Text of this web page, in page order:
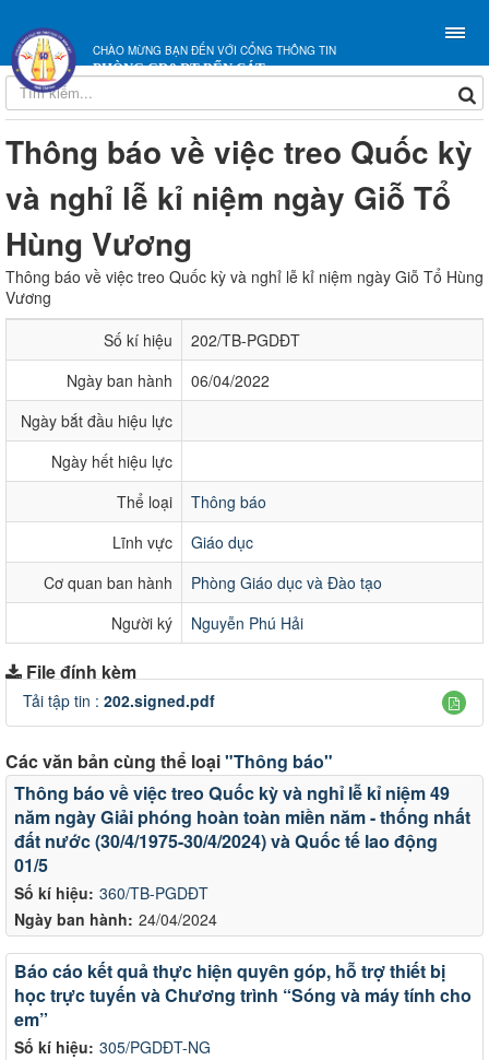
CHÀO MỪNG BẠN ĐẾN VỚI CỔNG THÔNG TIN
PHÒNG GD&ĐT BẾN CÁT
Thông báo về việc treo Quốc kỳ
và nghỉ lễ kỉ niệm ngày Giỗ Tổ
Hùng Vương
Thông báo về việc treo Quốc kỳ và nghỉ lễ kỉ niệm ngày Giỗ Tổ Hùng
Vương
Số kí hiệu
202/TB-PGDĐT
Ngày ban hành
06/04/2022
Ngày bắt đầu hiệu lực
Ngày hết hiệu lực
Thể loại
Thông báo
Lĩnh vực
Giáo dục
Cơ quan ban hành
Phòng Giáo dục và Đào tạo
Người ký
Nguyễn Phú Hải
File đính kèm
Tải tập tin : 202.signed.pdf
Các văn bản cùng thể loại"Thông báo"
Số kí hiệu: 360/TB-PGDĐT
Ngày ban hành: 24/04/2024
Thông báo về việc treo Quốc kỳ và nghỉ lễ kỉ niệm 49
năm ngày Giải phóng hoàn toàn miền năm - thống nhất
đất nước (30/4/1975-30/4/2024) và Quốc tế lao động
01/5
Số kí hiệu: 305/PGDĐT-NG
Báo cáo kết quả thực hiện quyên góp, hỗ trợ thiết bị
học trực tuyến và Chương trình “Sóng và máy tính cho
em”